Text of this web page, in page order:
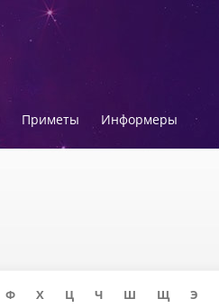
Приметы Информеры
Ф Х Ц Ч Ш Щ Э